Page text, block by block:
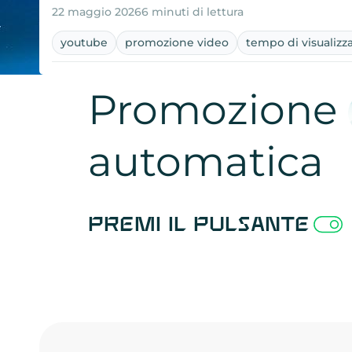
22 maggio 20266 minuti di lettura
youtube promozione video tempo di
Promozione
automatica
Premi il pulsante